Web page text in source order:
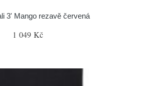
3' Mango rezavě červená
1 049 Kč